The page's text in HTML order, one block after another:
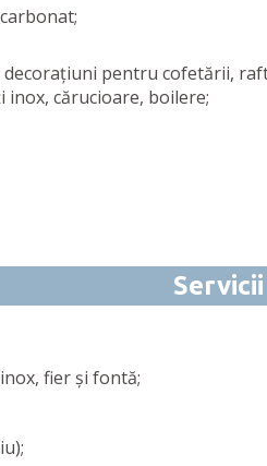
decorațiuni pentru cofetării,
inox, cărucioare, boilere;
fier și fontă;